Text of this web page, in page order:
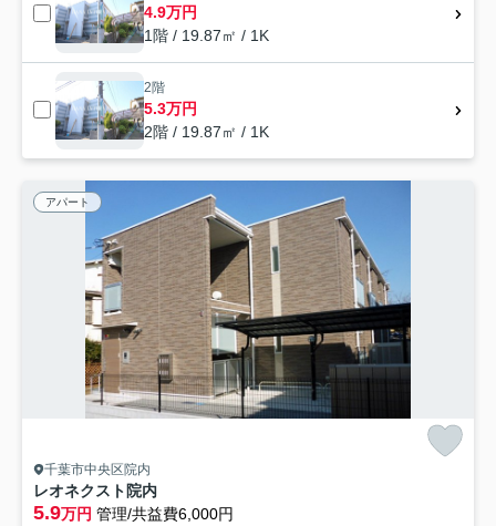
4.9万円
1階 / 19.87㎡ / 1K
2階
5.3万円
2階 / 19.87㎡ / 1K
アパート
千葉市中央区院内
レオネクスト院内
5.9万円 管理/共益費6,000円